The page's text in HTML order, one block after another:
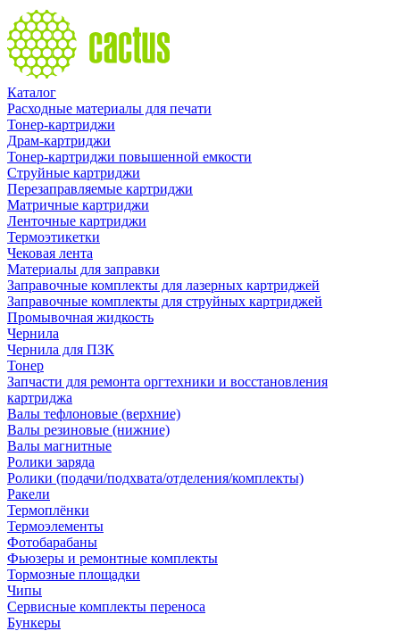
Каталог
Расходные материалы для печати
Тонер-картриджи
Драм-картриджи
Тонер-картриджи повышенной емкости
Струйные картриджи
Перезаправляемые картриджи
Матричные картриджи
Ленточные картриджи
Термоэтикетки
Чековая лента
Материалы для заправки
Заправочные комплекты для лазерных картриджей
Заправочные комплекты для струйных картриджей
Промывочная жидкость
Чернила
Чернила для ПЗК
Тонер
Запчасти для ремонта оргтехники и восстановления
картриджа
Валы тефлоновые (верхние)
Валы резиновые (нижние)
Валы магнитные
Ролики заряда
Ролики (подачи/подхвата/отделения/комплекты)
Ракели
Термоплёнки
Термоэлементы
Фотобарабаны
Фьюзеры и ремонтные комплекты
Тормозные площадки
Чипы
Сервисные комплекты переноса
Бункеры